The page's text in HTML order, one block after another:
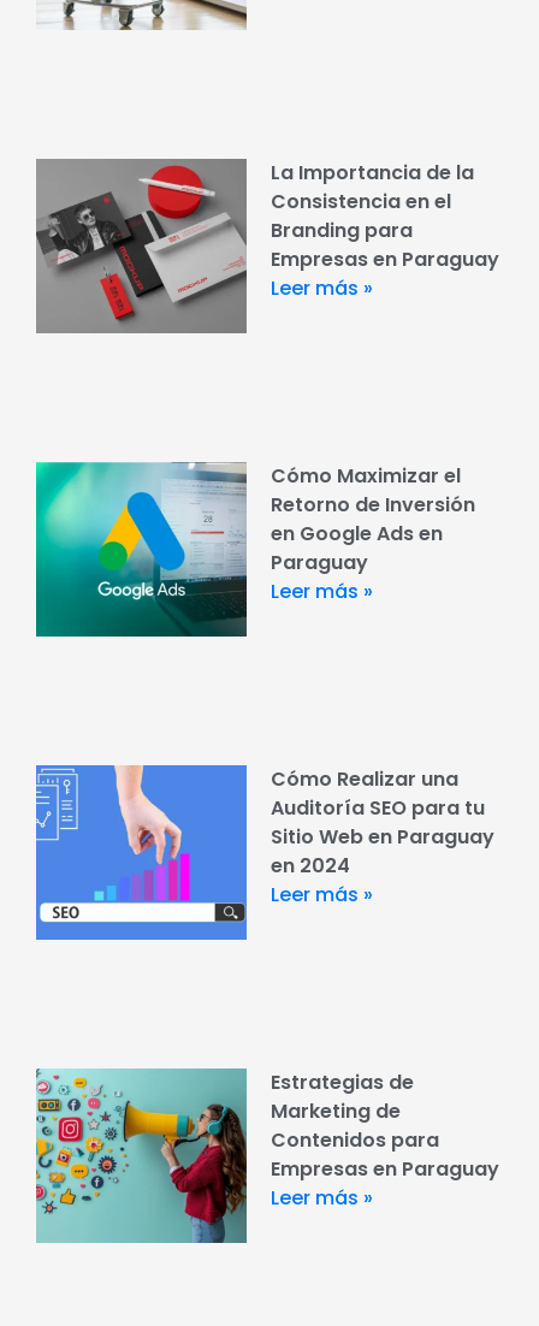
La Importancia de la
Consistencia en el
Branding para
Empresas en Paraguay
Leer más »
Cómo Maximizar el
Retorno de Inversión
en Google Ads en
Paraguay
Leer más »
Cómo Realizar una
Auditoría SEO para tu
Sitio Web en Paraguay
en 2024
Leer más »
Estrategias de
Marketing de
Contenidos para
Empresas en Paraguay
Leer más »